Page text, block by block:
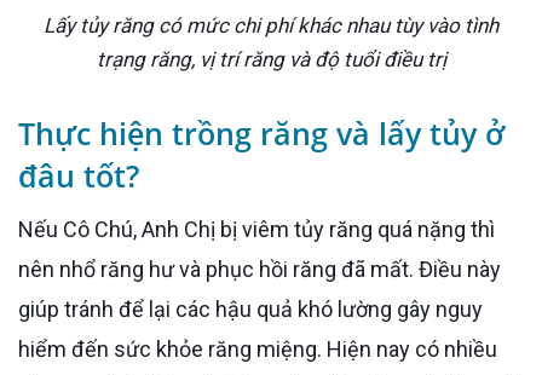
Lấy tủy răng có mức chi phí khác nhau tùy vào tình
trạng răng, vị trí răng và độ tuổi điều trị
Thực hiện trồng răng và lấy tủy ở
đâu tốt?
Nếu Cô Chú, Anh Chị bị viêm tủy răng quá nặng thì
nên nhổ răng hư và phục hồi răng đã mất. Điều này
giúp tránh để lại các hậu quả khó lường gây nguy
hiểm đến sức khỏe răng miệng. Hiện nay có nhiều